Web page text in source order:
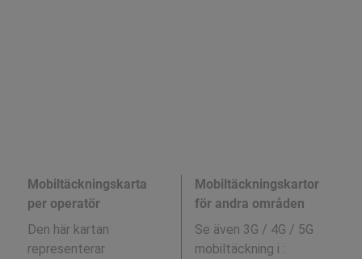
Mobiltäckningskarta
per operatör
Den här kartan
representerar
Mobiltäckningskartor
för andra områden
Se även 3G / 4G / 5G
mobiltäckning i :